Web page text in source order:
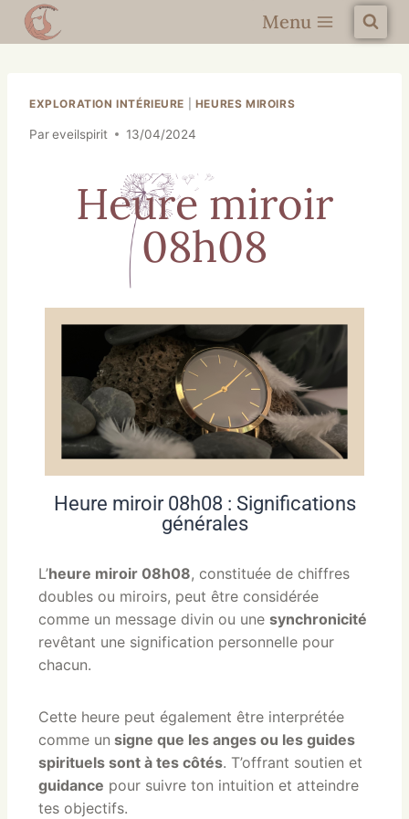
Menu
EXPLORATION INTÉRIEURE HEURES MIROIRS
Pareveilspirit 13/04/2024
Heure miroir
08h08
Heure miroir 08h08 : Significations
générales
L’heure miroir 08h08, constituée de chiffres
doubles ou miroirs, peut être considérée
comme un message divin ou une synchronicité
revêtant une signification personnelle pour
chacun.
Cette heure peut également être interprétée
comme un signe que les anges ou les guides
spirituels sont à tes côtés. T’offrant soutien et
guidance pour suivre ton intuition et atteindre
tes objectifs.